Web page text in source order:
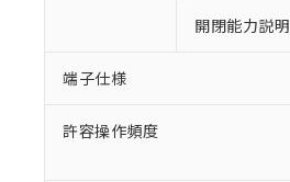
開閉能力説明
端子仕様
許容操作頻度